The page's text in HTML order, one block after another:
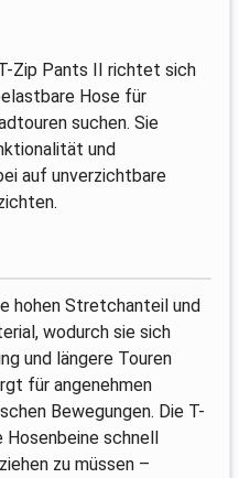
Zip Pants II richtet sich
Hose für
suchen. Sie
und
auf unverzichtbare
hohen Stretchanteil und
wodurch sie sich
und längere Touren
für angenehmen
Bewegungen. Die T-
Hosenbeine schnell
zu müssen –